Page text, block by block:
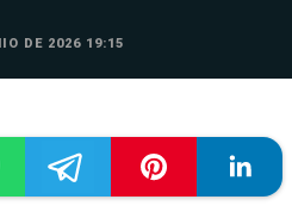
DE 2026 19:15